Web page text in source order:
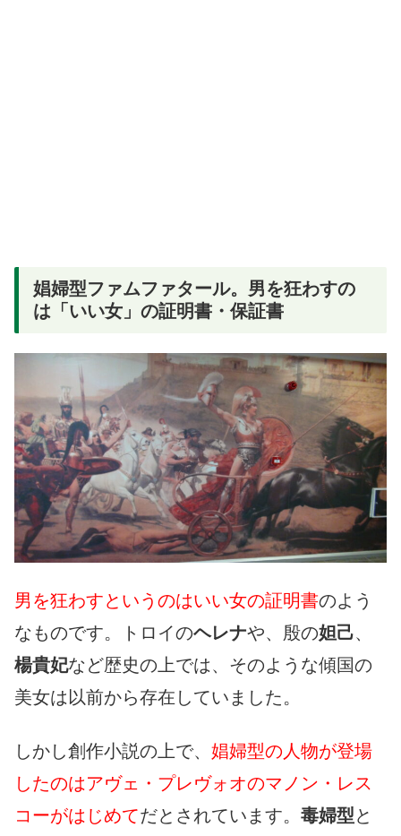
娼婦型ファムファタール。男を狂わすの
は「いい女」の証明書・保証書
男を狂わすというのはいい女の証明書のよう
なものです。トロイのヘレナや、殷の妲己、
楊貴妃など歴史の上では、そのような傾国の
美女は以前から存在していました。
しかし創作小説の上で、 娼婦型の人物が登場
したのはアヴェ・プレヴォオのマノン・レス
コーがはじめてだとされています。 毒婦型と